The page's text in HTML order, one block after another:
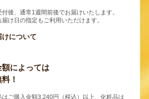
付後、通常1週間前後でお届けいたします。
け日の指定もご利用いただけます。
けについて
額によっては
！
はご購入金額3,240円（税込）以上、化粧品は